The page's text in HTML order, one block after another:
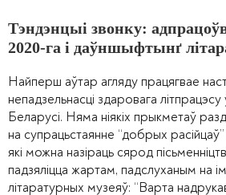
Тэндэнцыі звонку:
2020-га і даўншыфтынґ
Найперш аўтар агляду працягвае
непадзельнасці здаровага літпрацэсу
Беларусі. Няма ніякіх прыкметаў
на супрацьстаянне “добрых расійцаў”
які можна назіраць сярод
падзяліцца жартам, падслуханым на
літаратурных музеяў: “Варта